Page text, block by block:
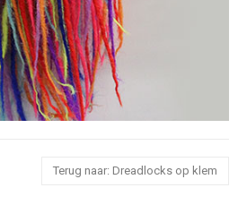
Terug naar: Dreadlocks op klem